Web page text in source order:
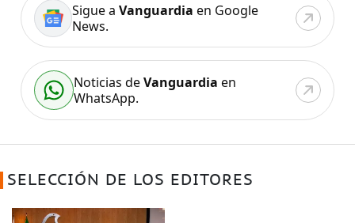
Sigue a Vanguardia en Google
News.
Noticias deVanguardia en
WhatsApp.
SELECCIÓN DE LOS EDITORES